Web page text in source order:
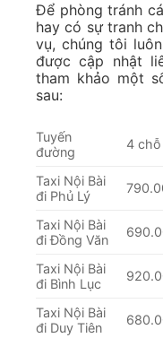
Để phòng tránh
hay có sự tranh
vụ, chúng tôi
được cập nhật
tham khảo một
sau:
Tuyến
đường
4 chỗ
Taxi Nội Bài
đi Phủ Lý
Taxi Nội Bài
đi Đồng Văn
Taxi Nội Bài
đi Bình Lục
Taxi Nội Bài
đi Duy Tiên